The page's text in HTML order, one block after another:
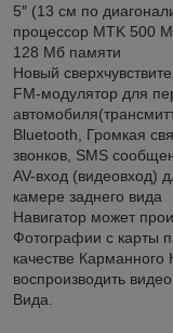
5″ (13 см по
процессор MTK 500
128 Мб памяти
Новый
FM-модулятор для
Bluetooth, Громкая
звонков, SMS
AV-вход (видеовход)
камере заднего вида
Навигатор может
Фотографии с карты
качестве
воспроизводить
Вида.